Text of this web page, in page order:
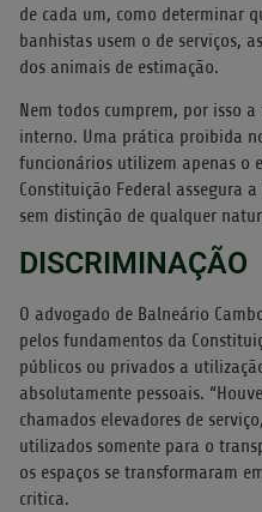
de cada um, como determinar
banhistas usem o de serviços,
dos animais de estimação.
Nem todos cumprem, por isso
interno. Uma prática proibida
funcionários utilizem apenas o
Constituição Federal assegura
sem distinção de qualquer
DISCRIMINAÇÃO
O advogado de Balneário
pelos fundamentos da
públicos ou privados a
absolutamente pessoais.
chamados elevadores de
utilizados somente para o
os espaços se transformaram
critica.